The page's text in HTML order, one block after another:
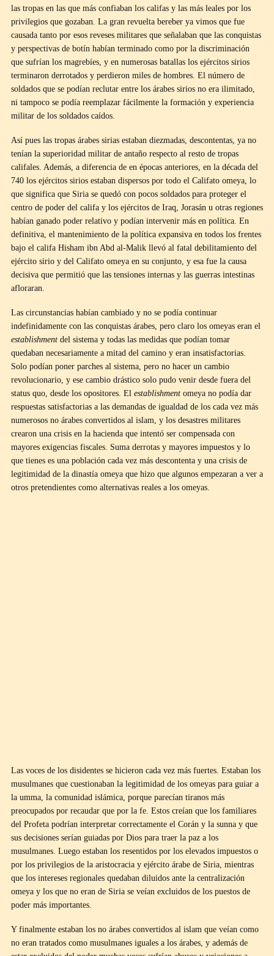
las tropas en las que más confiaban los califas y las más leales por los
privilegios que gozaban. La gran revuelta bereber ya vimos que fue
causada tanto por esos reveses militares que señalaban que las conquistas
y perspectivas de botín habían terminado como por la discriminación
que sufrían los magrebíes, y en numerosas batallas los ejércitos sirios
terminaron derrotados y perdieron miles de hombres. El número de
soldados que se podían reclutar entre los árabes sirios no era ilimitado,
ni tampoco se podía reemplazar fácilmente la formación y experiencia
militar de los soldados caídos.
Así pues las tropas árabes sirias estaban diezmadas, descontentas, ya no
tenían la superioridad militar de antaño respecto al resto de tropas
califales. Además, a diferencia de en épocas anteriores, en la década del
740 los ejércitos sirios estaban dispersos por todo el Califato omeya, lo
que significa que Siria se quedó con pocos soldados para proteger el
centro de poder del califa y los ejércitos de Iraq, Jorasán u otras regiones
habían ganado poder relativo y podían intervenir más en política. En
definitiva, el mantenimiento de la política expansiva en todos los frentes
bajo el califa Hisham ibn Abd al-Malik llevó al fatal debilitamiento del
ejército sirio y del Califato omeya en su conjunto, y esa fue la causa
decisiva que permitió que las tensiones internas y las guerras intestinas
afloraran.
Las circunstancias habían cambiado y no se podía continuar
indefinidamente con las conquistas árabes, pero claro los omeyas eran el
establishment del sistema y todas las medidas que podían tomar
quedaban necesariamente a mitad del camino y eran insatisfactorias.
Solo podían poner parches al sistema, pero no hacer un cambio
revolucionario, y ese cambio drástico solo pudo venir desde fuera del
status quo, desde los opositores. El establishment omeya no podía dar
respuestas satisfactorias a las demandas de igualdad de los cada vez más
numerosos no árabes convertidos al islam, y los desastres militares
crearon una crisis en la hacienda que intentó ser compensada con
mayores exigencias fiscales. Suma derrotas y mayores impuestos y lo
que tienes es una población cada vez más descontenta y una crisis de
legitimidad de la dinastía omeya que hizo que algunos empezaran a ver a
otros pretendientes como alternativas reales a los omeyas.
Las voces de los disidentes se hicieron cada vez más fuertes. Estaban los
musulmanes que cuestionaban la legitimidad de los omeyas para guiar a
la umma, la comunidad islámica, porque parecían tiranos más
preocupados por recaudar que por la fe. Estos creían que los familiares
del Profeta podrían interpretar correctamente el Corán y la sunna y que
sus decisiones serían guiadas por Dios para traer la paz a los
musulmanes. Luego estaban los resentidos por los elevados impuestos o
por los privilegios de la aristocracia y ejército árabe de Siria, mientras
que los intereses regionales quedaban diluidos ante la centralización
omeya y los que no eran de Siria se veían excluidos de los puestos de
poder más importantes.
Y finalmente estaban los no árabes convertidos al islam que veían como
no eran tratados como musulmanes iguales a los árabes, y además de